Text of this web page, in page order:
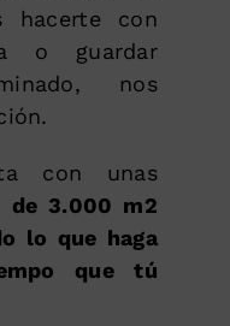
hacerte con
o guardar
nos
con unas
de 3.000 m2
lo que haga
que tú